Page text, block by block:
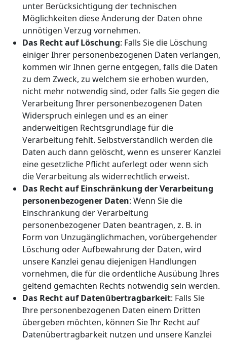
unter Berücksichtigung der technischen
Möglichkeiten diese Änderung der Daten ohne
unnötigen Verzug vornehmen.
Das Recht auf Löschung: Falls Sie die Löschung
einiger Ihrer personenbezogenen Daten verlangen,
kommen wir Ihnen gerne entgegen, falls die Daten
zu dem Zweck, zu welchem sie erhoben wurden,
nicht mehr notwendig sind, oder falls Sie gegen die
Verarbeitung Ihrer personenbezogenen Daten
Widerspruch einlegen und es an einer
anderweitigen Rechtsgrundlage für die
Verarbeitung fehlt. Selbstverständlich werden die
Daten auch dann gelöscht, wenn es unserer Kanzlei
eine gesetzliche Pflicht auferlegt oder wenn sich
die Verarbeitung als widerrechtlich erweist.
Das Recht auf Einschränkung der Verarbeitung
personenbezogener Daten: Wenn Sie die
Einschränkung der Verarbeitung
personenbezogener Daten beantragen, z. B. in
Form von Unzugänglichmachen, vorübergehender
Löschung oder Aufbewahrung der Daten, wird
unsere Kanzlei genau diejenigen Handlungen
vornehmen, die für die ordentliche Ausübung Ihres
geltend gemachten Rechts notwendig sein werden.
Das Recht auf Datenübertragbarkeit: Falls Sie
Ihre personenbezogenen Daten einem Dritten
übergeben möchten, können Sie Ihr Recht auf
Datenübertragbarkeit nutzen und unsere Kanzlei